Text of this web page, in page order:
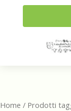
Home / Prodotti